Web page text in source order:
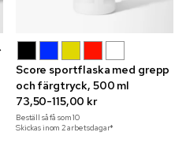
Score sportflaska med grepp
och färgtryck, 500 ml
73,50-115,00 kr
Beställ så få som10
Skickas inom 2 arbetsdagar*